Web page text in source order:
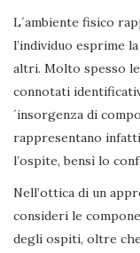
L´ambiente fisico
l’individuo esprime
altri. Molto spesso
connotati
´insorgenza di
rappresentano
l’ospite, bensì lo
Nell’ottica di un
consideri le
degli ospiti, oltre